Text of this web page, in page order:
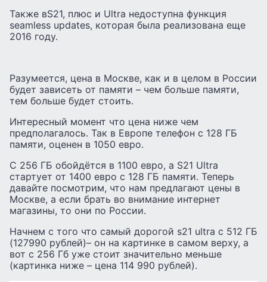
Также вS21, плюс и Ultra недоступна функция
seamless updates, которая была реализована еще
2016 году.
Разумеется, цена в Москве, как и в целом в России
будет зависеть от памяти – чем больше памяти,
тем больше будет стоить.
Интересный момент что цена ниже чем
предполагалось. Так в Европе телефон с 128 ГБ
памяти, оценен в 1050 евро.
С 256 ГБ обойдётся в 1100 евро, а S21 Ultra
стартует от 1400 евро с 128 ГБ памяти. Теперь
давайте посмотрим, что нам предлагают цены в
Москве, а если брать во внимание интернет
магазины, то они по России.
Начнем с того что самый дорогой s21 ultra с 512 ГБ
(127990 рублей)– он на картинке в самом верху, а
вот с 256 Гб уже стоит значительно меньше
(картинка ниже – цена 114 990 рублей).